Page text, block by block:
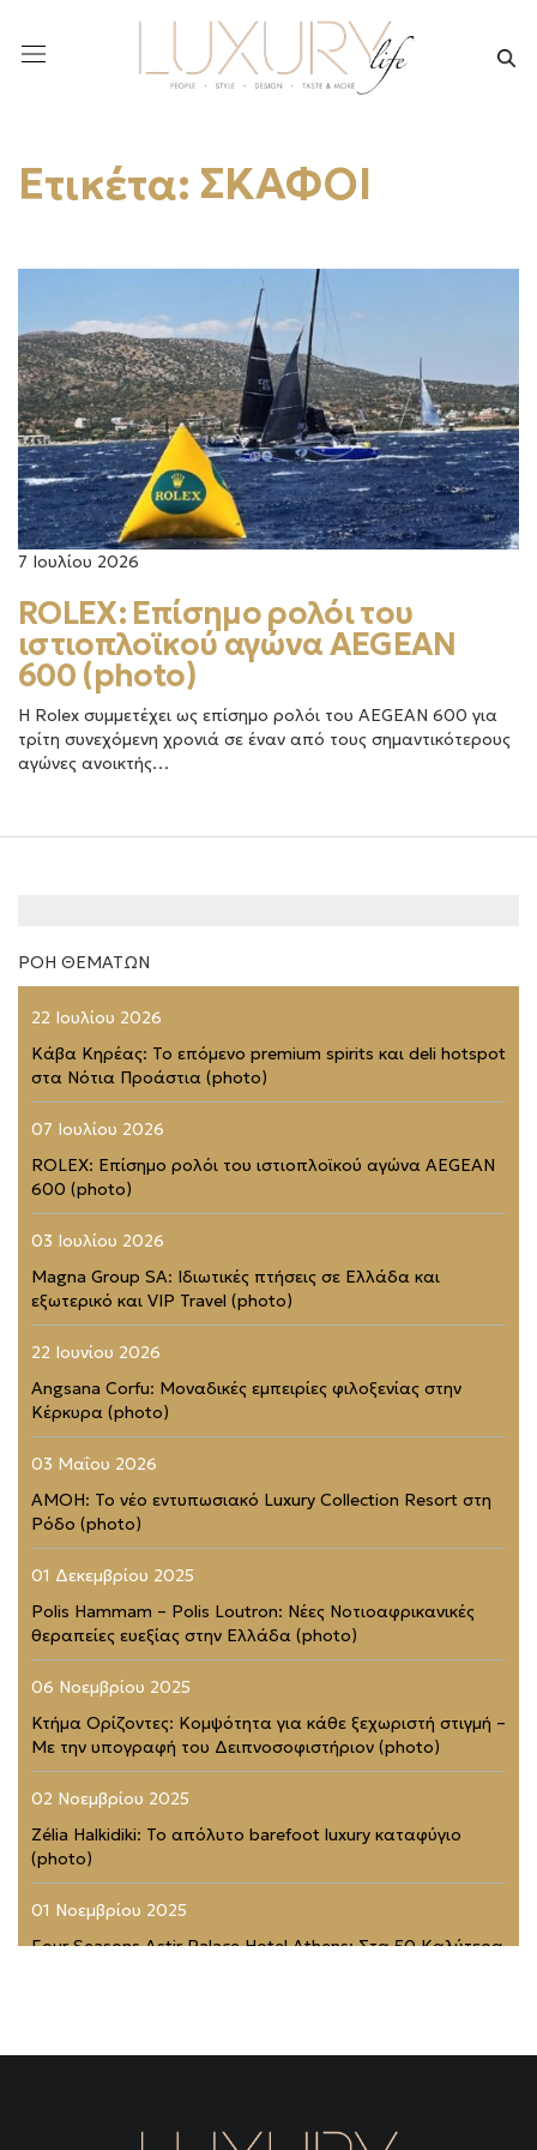
Ετικέτα: ΣΚΑΦΟΙ
7 Ιουλίου 2026
ROLEX: Επίσημο ρολόι του
ιστιοπλοϊκού αγώνα AEGEAN
600 (photo)
Η Rolex συμμετέχει ως επίσημο ρολόι του AEGEAN 600 για
τρίτη συνεχόμενη χρονιά σε έναν από τους σημαντικότερους
αγώνες ανοικτής…
ΡΟΗ ΘΕΜΑΤΩΝ
22 Ιουλίου 2026
Κάβα Κηρέας: Το επόμενο premium spirits και deli hotspot
στα Νότια Προάστια (photo)
07 Ιουλίου 2026
ROLEX: Επίσημο ρολόι του ιστιοπλοϊκού αγώνα AEGEAN
600 (photo)
03 Ιουλίου 2026
Magna Group SA: Ιδιωτικές πτήσεις σε Ελλάδα και
εξωτερικό και VIP Travel (photo)
22 Ιουνίου 2026
Angsana Corfu: Μοναδικές εμπειρίες φιλοξενίας στην
Κέρκυρα (photo)
03 Μαΐου 2026
AMOH: Το νέο εντυπωσιακό Luxury Collection Resort στη
Ρόδο (photo)
01 Δεκεμβρίου 2025
Polis Hammam – Polis Loutron: Νέες Νοτιοαφρικανικές
θεραπείες ευεξίας στην Ελλάδα (photo)
06 Νοεμβρίου 2025
Κτήμα Ορίζοντες: Κομψότητα για κάθε ξεχωριστή στιγμή –
Με την υπογραφή του Δειπνοσοφιστήριον (photo)
02 Νοεμβρίου 2025
Zélia Halkidiki: Το απόλυτο barefoot luxury καταφύγιο
(photo)
01 Νοεμβρίου 2025
Four Seasons Astir Palace Hotel Athens: Στα 50 Καλύτερα
Rodopou & Beyond: Ένα από τα πιο εντυπωσιακά
31 Μαΐου 2025